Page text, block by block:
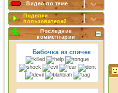
Видео по теме
Поделки
пользователей
Последние
комментарии
Бабочка из спичек